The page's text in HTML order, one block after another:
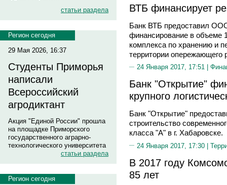
статьи раздела
Регион сегодня
29 Мая 2026, 16:37
Студенты Приморья
написали
Всероссийский
агродиктант
Акция "Единой России" прошла
на площадке Приморского
государственного аграрно-
технологического университета
статьи раздела
Регион сегодня
ВТБ финансирует
Банк ВТБ предоставил
финансирование в объеме
комплекса по хранению и
территории опережающего
24 Января 2017, 17:51 |
Банк "Открытие"
крупного
Банк "Открытие"
строительство
класса "А" в г. Хабаровске.
24 Января 2017, 17:30 |
В 2017 году
85 лет